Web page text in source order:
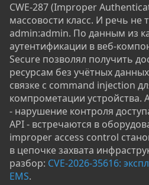
CWE-287 (Improper
массовости класс. И речь не
admin:admin. По данным из
аутентификации в веб-
Secure позволял получить
ресурсам без учётных
связке с command injection
компрометации устройства.
- нарушение контроля
API - встречаются в
improper access control
в цепочке захвата
разбор: CVE-2026-35616:
EMS.